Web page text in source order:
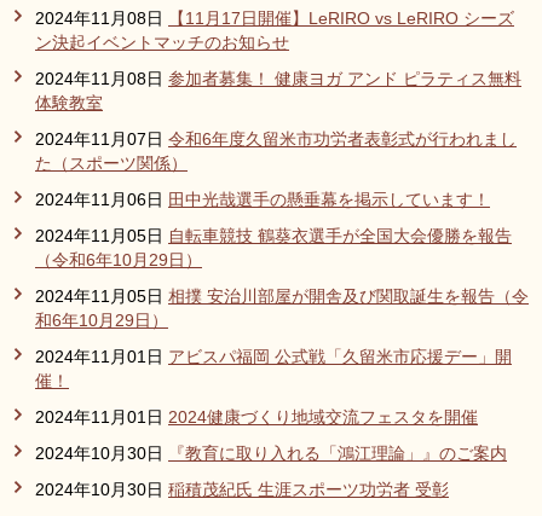
2024年11月08日
【11月17日開催】LeRIRO vs LeRIRO シーズ
ン決起イベントマッチのお知らせ
2024年11月08日 参加者募集！ 健康ヨガ アンド ピラティス無料
体験教室
2024年11月07日 令和6年度久留米市功労者表彰式が行われまし
た（スポーツ関係）
2024年11月06日 田中光哉選手の懸垂幕を掲示しています！
2024年11月05日 自転車競技 鶴葵衣選手が全国大会優勝を報告
（令和6年10月29日）
2024年11月05日 相撲 安治川部屋が開舎及び関取誕生を報告（令
和6年10月29日）
2024年11月01日 アビスパ福岡 公式戦「久留米市応援デー」開
催！
2024年11月01日 2024健康づくり地域交流フェスタを開催
2024年10月30日
『教育に取り入れる「鴻江理論」』のご案内
2024年10月30日 稲積茂紀氏 生涯スポーツ功労者 受彰